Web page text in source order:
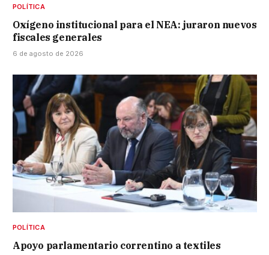
POLÍTICA
Oxígeno institucional para el NEA: juraron nuevos
fiscales generales
6 de agosto de 2026
POLÍTICA
Apoyo parlamentario correntino a textiles